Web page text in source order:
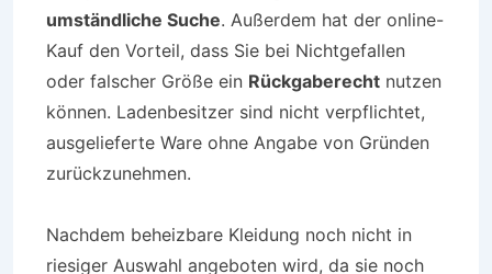
umständliche Suche. Außerdem hat der online-
Kauf den Vorteil, dass Sie bei Nichtgefallen
oder falscher Größe ein Rückgaberecht nutzen
können. Ladenbesitzer sind nicht verpflichtet,
ausgelieferte Ware ohne Angabe von Gründen
zurückzunehmen.
Nachdem beheizbare Kleidung noch nicht in
riesiger Auswahl angeboten wird, da sie noch